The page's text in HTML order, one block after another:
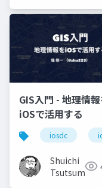
GIS入門 - 地理情
iOSで活用する
iosdc
Shuichi
Tsutsumi